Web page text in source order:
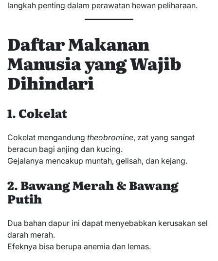
langkah penting dalam perawatan hewan peliharaan.
Daftar Makanan
Manusia yang Wajib
Dihindari
1. Cokelat
Cokelat mengandung theobromine, zat yang sangat
beracun bagi anjing dan kucing.
Gejalanya mencakup muntah, gelisah, dan kejang.
2. Bawang Merah & Bawang
Putih
Dua bahan dapur ini dapat menyebabkan kerusakan sel
darah merah.
Efeknya bisa berupa anemia dan lemas.